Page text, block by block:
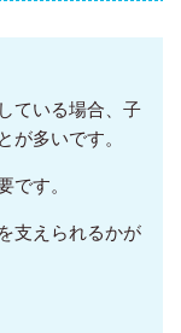
ている場合、子
が多いです。
です。
支えられるかが